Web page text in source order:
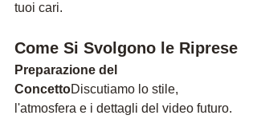
tuoi cari.
Come Si Svolgono le Riprese
Preparazione del
ConcettoDiscutiamo lo stile,
l'atmosfera e i dettagli del video futuro.